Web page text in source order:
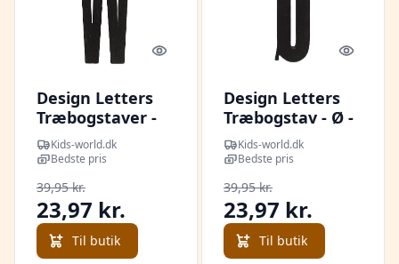
Quick look
Design Letters
Træbogstaver -
W - Sort
Kids-world.dk
Bedste pris
39,95 kr.
23,97 kr.
Til butik
Quick
Design Letters
Træbogstav - Ø -
SortKids-world.dk
Bedste pris
39,95 kr.
23,97 kr.
Til butik